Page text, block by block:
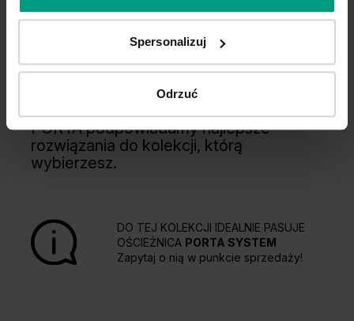
Spersonalizuj
Odrzuć
Wygodny wybór
Kupuj WYGODNIE w komplecie. W
PORTA podpowiadamy najlepsze
rozwiązania do kolekcji, którą
wybierzesz.
DO TEJ KOLEKCJI IDEALNIE PASUJE
OŚCIEŻNICA PORTA SYSTEM
Zapytaj o nią w punkcie sprzedaży!